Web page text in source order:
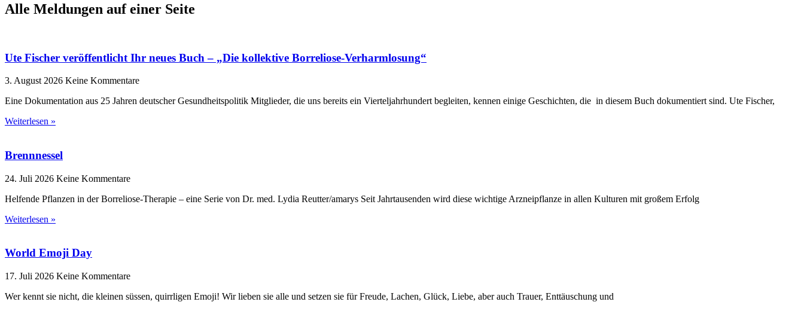
Alle Meldungen auf einer Seite
Ute Fischer veröffentlicht Ihr neues Buch – „Die kollektive Borreliose-Verharmlosung“
3. August 2026 Keine Kommentare
Eine Dokumentation aus 25 Jahren deutscher Gesundheitspolitik Mitglieder, die uns bereits ein Vierteljahrhundert begleiten, kennen einige Geschichten, die in diesem Buch dokumentiert sind. Ute Fischer,
Weiterlesen »
Brennnessel
24. Juli 2026 Keine Kommentare
Helfende Pflanzen in der Borreliose-Therapie – eine Serie von Dr. med. Lydia Reutter/amarys Seit Jahrtausenden wird diese wichtige Arzneipflanze in allen Kulturen mit großem Erfolg
Weiterlesen »
World Emoji Day
17. Juli 2026 Keine Kommentare
Wer kennt sie nicht, die kleinen süssen, quirrligen Emoji! Wir lieben sie alle und setzen sie für Freude, Lachen, Glück, Liebe, aber auch Trauer, Enttäuschung und